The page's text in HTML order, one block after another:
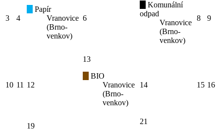
3 4
Papír
Vranovice
(Brno-
venkov)
6
Komunální
odpad
Vranovice
(Brno-
venkov)
8 9
10 11 12
13
BIO
Vranovice
(Brno-
venkov)
14 15 16
19
21